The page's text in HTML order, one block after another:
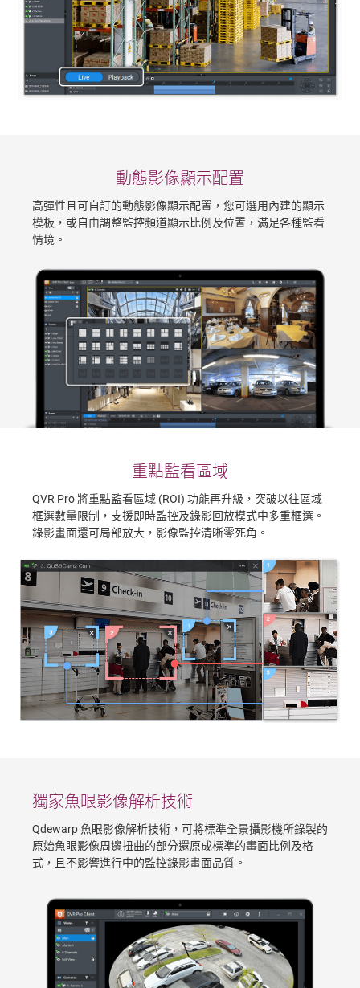
動態影像顯示配置
高彈性且可自訂的動態影像顯示配置，您可選用內建的顯示
模板，或自由調整監控頻道顯示比例及位置，滿足各種監看
情境。
重點監看區域
QVR Pro 將重點監看區域 (ROI) 功能再升級，突破以往區域
框選數量限制，支援即時監控及錄影回放模式中多重框選。
錄影畫面還可局部放大，影像監控清晰零死角。
獨家魚眼影像解析技術
Qdewarp 魚眼影像解析技術，可將標準全景攝影機所錄製的
原始魚眼影像周邊扭曲的部分還原成標準的畫面比例及格
式，且不影響進行中的監控錄影畫面品質。